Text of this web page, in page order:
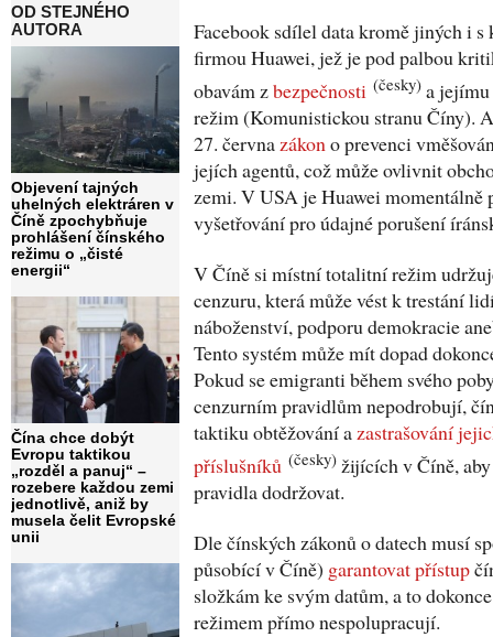
OD STEJNÉHO
AUTORA
Objevení tajných
uhelných elektráren v
Číně zpochybňuje
prohlášení čínského
režimu o „čisté
energii“
Čína chce dobýt
Evropu taktikou
„rozděl a panuj“ –
rozebere každou zemi
jednotlivě, aniž by
musela čelit Evropské
unii
Facebook sdílel data kromě jiných i s
firmou Huawei, jež je pod palbou
obavám zbezpečnosti (česky)a jejímu
režim (Komunistickou stranu Číny).
27. červnazákono prevenci
jejích agentů, což může ovlivnit
zemi. V USA je Huawei momentálně
vyšetřování pro údajné porušení
V Číně si místní totalitní režim
cenzuru, která může vést k trestání
náboženství, podporu demokracie
Tento systém může mít dopad
Pokud se emigranti během svého
cenzurním pravidlům nepodrobují,
taktiku obtěžování azastrašování
příslušníků (česky)žijících v Číně,
pravidla dodržovat.
Dle čínských zákonů o datech musí
působící v Číně) garantovat přístup
složkám ke svým datům, a to
režimem přímo nespolupracují.